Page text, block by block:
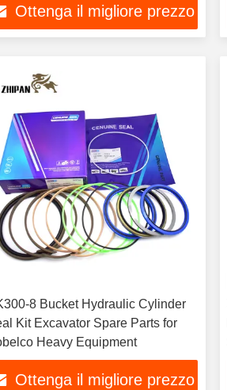
Ottenga il migliore prezzo
8 Bucket Hydraulic Cylinder
Spare Parts for
Heavy Equipment
Ottenga il migliore prezzo